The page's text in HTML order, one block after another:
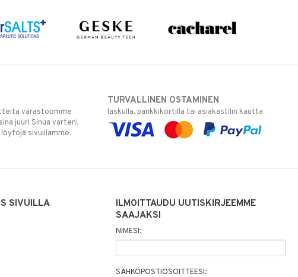
varastoomme
juuri Sinua varten!
sivuillamme.
TURVALLINEN OSTAMINEN
laskulla, pankkikortilla tai asiakastilin kautta
SIVUILLA
ILMOITTAUDU UUTISKIRJEEMME
SAAJAKSI
NIMESI:
SÄHKÖPOSTIOSOITTEESI: